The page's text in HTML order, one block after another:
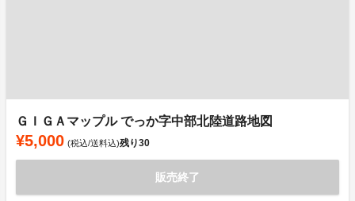
ＧＩＧＡマップル でっか字中部北陸道路地図
¥5,000 (税込/送料込)残り30
販売終了